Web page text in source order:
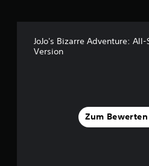
JoJo's Bizarre Adventure:
Version
Zum